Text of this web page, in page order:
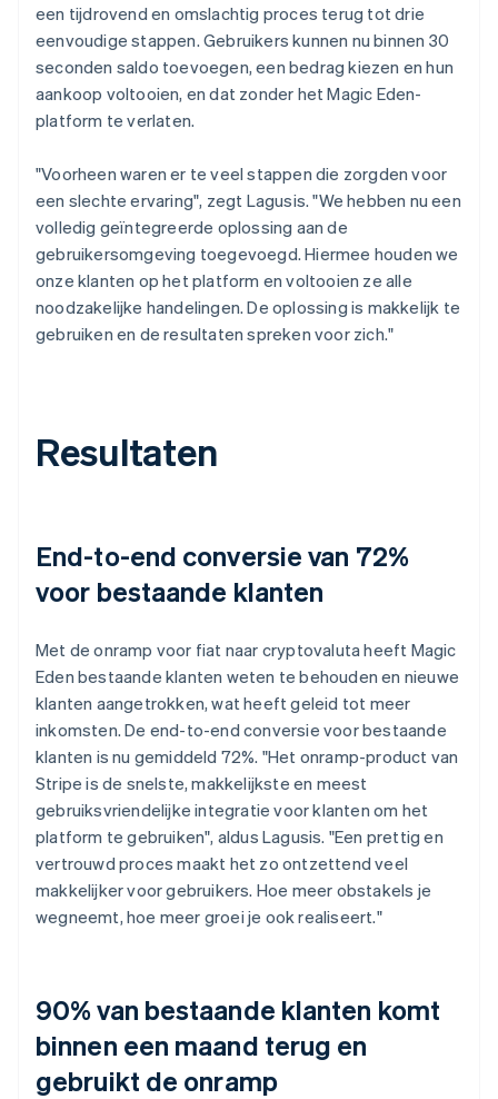
een tijdrovend en omslachtig proces terug tot drie
eenvoudige stappen. Gebruikers kunnen nu binnen 30
seconden saldo toevoegen, een bedrag kiezen en hun
aankoop voltooien, en dat zonder het Magic Eden-
platform te verlaten.
"Voorheen waren er te veel stappen die zorgden voor
een slechte ervaring", zegt Lagusis. "We hebben nu een
volledig geïntegreerde oplossing aan de
gebruikersomgeving toegevoegd. Hiermee houden we
onze klanten op het platform en voltooien ze alle
noodzakelijke handelingen. De oplossing is makkelijk te
gebruiken en de resultaten spreken voor zich."
Resultaten
End-to-end conversie van 72%
voor bestaande klanten
Met de onramp voor fiat naar cryptovaluta heeft Magic
Eden bestaande klanten weten te behouden en nieuwe
klanten aangetrokken, wat heeft geleid tot meer
inkomsten. De end-to-end conversie voor bestaande
klanten is nu gemiddeld 72%. "Het onramp-product van
Stripe is de snelste, makkelijkste en meest
gebruiksvriendelijke integratie voor klanten om het
platform te gebruiken", aldus Lagusis. "Een prettig en
vertrouwd proces maakt het zo ontzettend veel
makkelijker voor gebruikers. Hoe meer obstakels je
wegneemt, hoe meer groei je ook realiseert."
90% van bestaande klanten komt
binnen een maand terug en
gebruikt de onramp